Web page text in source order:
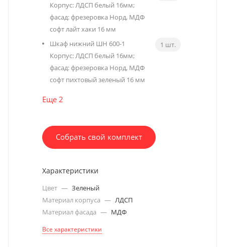
Корпус: ЛДСП белый 16мм;
фасад: фрезеровка Норд, МДФ
софт лайт хаки 16 мм
Шкаф нижний ШН 600-1
Корпус: ЛДСП белый 16мм;
фасад: фрезеровка Норд, МДФ
софт пихтовый зеленый 16 мм
1 шт.
Еще 2
Собрать свой комплект
Характеристики
Цвет — Зеленый
Материал корпуса — ЛДСП
Материал фасада — МДФ
Все характеристики